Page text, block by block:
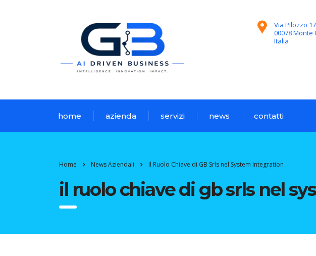
Via Pilozzo 17
00078 Monte
Italia
home azienda servizi news contatti
Home News Aziendali Il Ruolo Chiave di GB Srls nel System Integration
il ruolo chiave di gb srls nel